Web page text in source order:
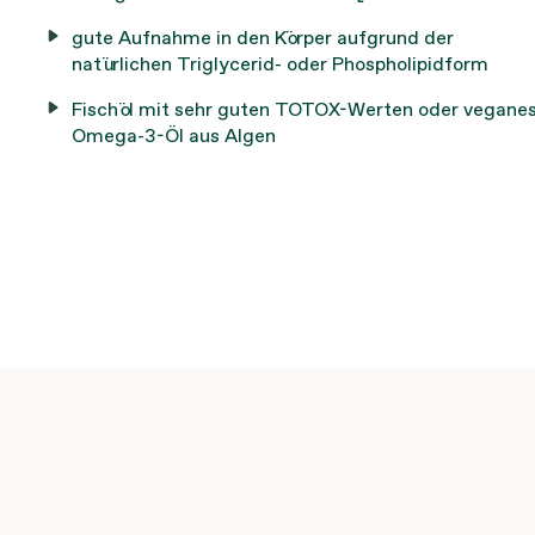
gute Aufnahme in den Körper aufgrund der
natürlichen Triglycerid- oder Phospholipidform
Fischöl mit sehr guten TOTOX-Werten oder
Omega-3-Öl aus Algen